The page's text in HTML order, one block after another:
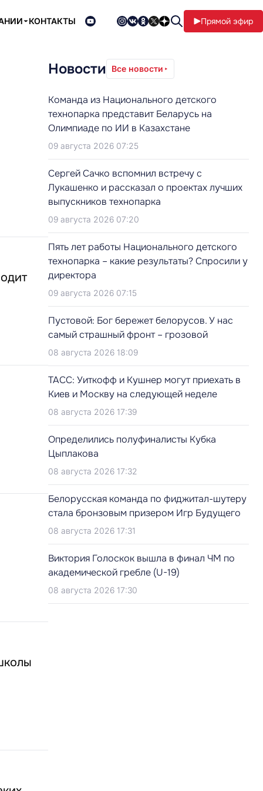
КОНТАКТЫ Прямой эфир
Новости Все новости
Команда из Национального детского
технопарка представит Беларусь на
Олимпиаде по ИИ в Казахстане
09 августа 2026 07:25
Сергей Сачко вспомнил встречу с
Лукашенко и рассказал о проектах лучших
выпускников технопарка
09 августа 2026 07:20
Пять лет работы Национального детского
технопарка – какие результаты? Спросили у
директора
09 августа 2026 07:15
Пустовой: Бог бережет белорусов. У нас
самый страшный фронт – грозовой
08 августа 2026 18:09
ТАСС: Уиткофф и Кушнер могут приехать в
Киев и Москву на следующей неделе
08 августа 2026 17:39
Определились полуфиналисты Кубка
Цыплакова
08 августа 2026 17:32
Белорусская команда по фиджитал-шутеру
стала бронзовым призером Игр Будущего
08 августа 2026 17:31
Виктория Голоскок вышла в финал ЧМ по
академической гребле (U-19)
08 августа 2026 17:30